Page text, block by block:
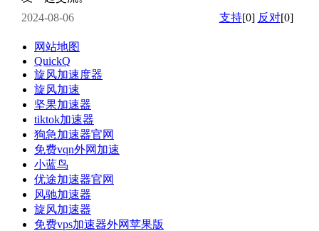
2024-08-06
支持[0] 反对[0]
网站地图
QuickQ
旋风加速度器
旋风加速
坚果加速器
tiktok加速器
狗急加速器官网
免费vqn外网加速
小蓝鸟
优途加速器官网
风驰加速器
旋风加速器
免费vps加速器外网苹果版